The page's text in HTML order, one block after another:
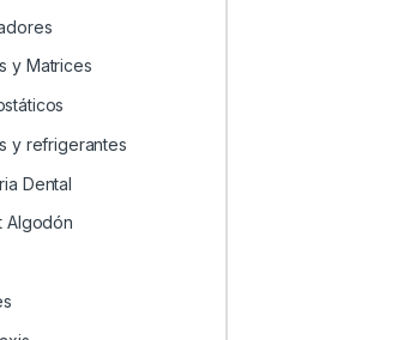
y Matrices
y refrigerantes
Dental
Algodón